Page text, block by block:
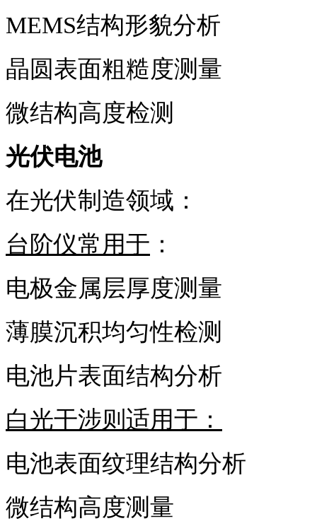
MEMS结构形貌分析
晶圆表面粗糙度测量
微结构高度检测
光伏电池
在光伏制造领域：
台阶仪常用于 ：
电极金属层厚度测量
薄膜沉积均匀性检测
电池片表面结构分析
白光干涉则适用于：
电池表面纹理结构分析
微结构高度测量